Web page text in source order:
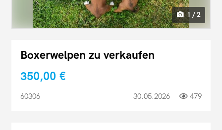
1 / 2
Boxerwelpen zu verkaufen
350,00 €
60306 30.05.2026 479